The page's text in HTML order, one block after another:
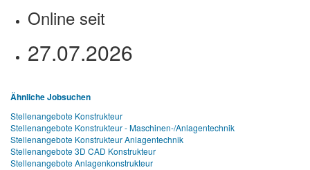
Online seit
27.07.2026
Ähnliche Jobsuchen
Stellenangebote Konstrukteur
Stellenangebote Konstrukteur - Maschinen-/Anlagentechnik
Stellenangebote Konstrukteur Anlagentechnik
Stellenangebote 3D CAD Konstrukteur
Stellenangebote Anlagenkonstrukteur